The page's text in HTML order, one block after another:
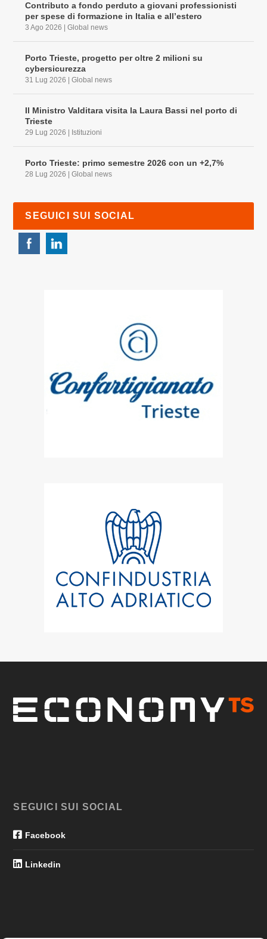
Contributo a fondo perduto a giovani professionisti
per spese di formazione in Italia e all’estero
3 Ago 2026 |Global news
Porto Trieste, progetto per oltre 2 milioni su
cybersicurezza
31 Lug 2026 |Global news
Il Ministro Valditara visita la Laura Bassi nel porto di
Trieste
29 Lug 2026 Istituzioni
Porto Trieste: primo semestre 2026 con un +2,7%
28 Lug 2026 |Global news
SEGUICI SUI SOCIAL
SEGUICI SUI SOCIAL
Facebook
Linkedin